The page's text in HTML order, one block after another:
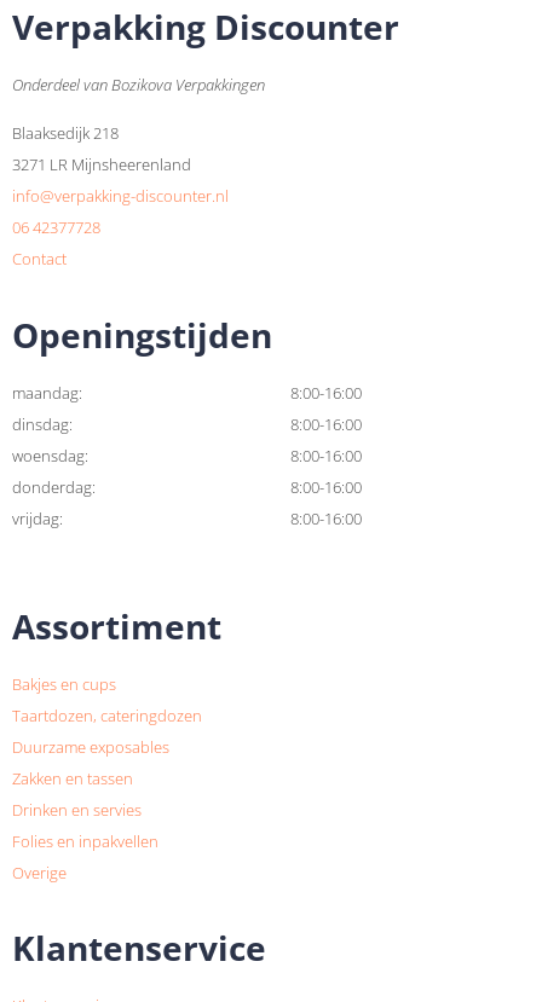
Verpakking Discounter
Onderdeel van Bozikova Verpakkingen
Blaaksedijk 218
3271 LR Mijnsheerenland
info@verpakking-discounter.nl
06 42377728
Contact
Openingstijden
maandag:
8:00-16:00
dinsdag:
8:00-16:00
woensdag:
8:00-16:00
donderdag:
8:00-16:00
vrijdag:
8:00-16:00
Assortiment
Bakjes en cups
Taartdozen, cateringdozen
Duurzame exposables
Zakken en tassen
Drinken en servies
Folies en inpakvellen
Overige
Klantenservice